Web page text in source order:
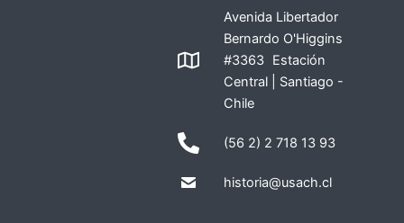
Avenida Libertador
Bernardo O'Higgins
#3363 Estación
Central | Santiago -
Chile
(56 2) 2 718 13 93
historia@usach.cl